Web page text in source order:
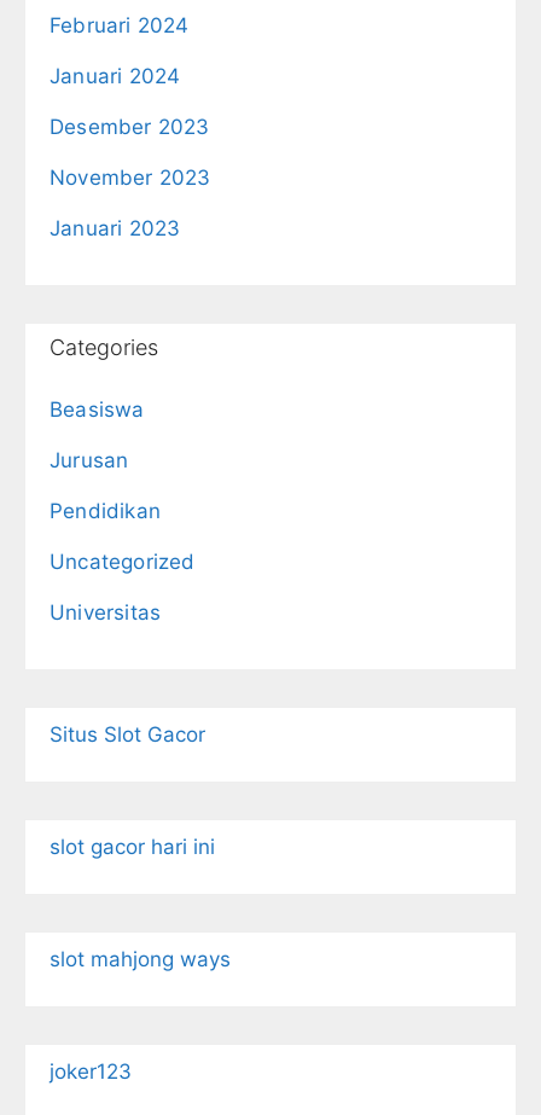
Februari 2024
Januari 2024
Desember 2023
November 2023
Januari 2023
Categories
Beasiswa
Jurusan
Pendidikan
Uncategorized
Universitas
Situs Slot Gacor
slot gacor hari ini
slot mahjong ways
joker123